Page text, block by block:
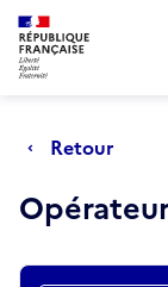
Aller au menu
Retour
Retour au début
Panneau de